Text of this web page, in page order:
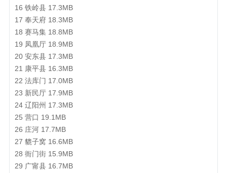
16 铁岭县 17.3MB
17 奉天府 18.3MB
18 赛马集 18.8MB
19 凤凰厅 18.9MB
20 安东县 17.3MB
21 康平县 16.3MB
22 法库门 17.0MB
23 新民厅 17.9MB
24 辽阳州 17.3MB
25 营口 19.1MB
26 庄河 17.7MB
27 貔子窝 16.6MB
28 衙门街 15.9MB
29 广甯县 16.7MB